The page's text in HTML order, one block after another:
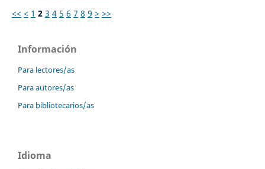
<< < 1 2 3 4 5 6 7 8 9 > >>
Información
Para lectores/as
Para autores/as
Para bibliotecarios/as
Idioma